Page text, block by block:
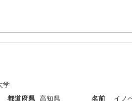
学
都道府県 高知県 名前 イノ